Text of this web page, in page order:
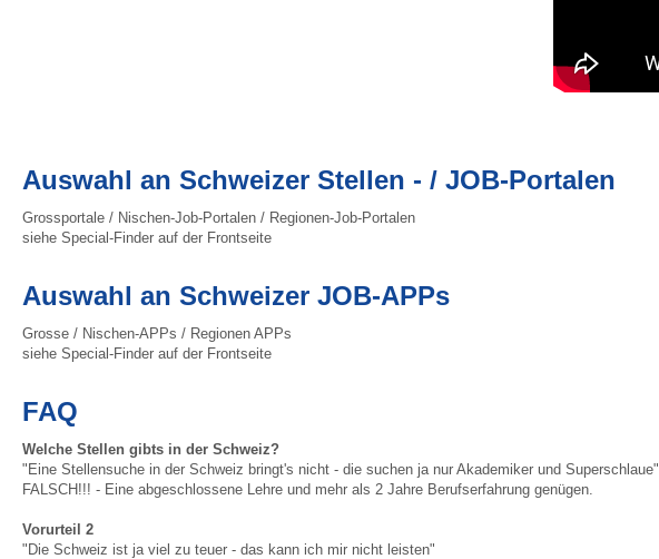
Auswahl an Schweizer Stellen - / JOB-Portalen
Grossportale / Nischen-Job-Portalen / Regionen-Job-Portalen
siehe Special-Finder auf der Frontseite
Auswahl an Schweizer JOB-APPs
Grosse / Nischen-APPs / Regionen APPs
siehe Special-Finder auf der Frontseite
FAQ
Welche Stellen gibts in der Schweiz?
"Eine Stellensuche in der Schweiz bringt's nicht - die suchen ja nur Akademiker und Superschlaue"
FALSCH!!! - Eine abgeschlossene Lehre und mehr als 2 Jahre Berufserfahrung genügen.
Vorurteil 2
"Die Schweiz ist ja viel zu teuer - das kann ich mir nicht leisten"